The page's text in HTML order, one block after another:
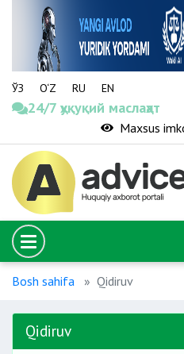
ЎЗ O‘Z RU EN
24/7 ҳуқуқий маслаҳат
Maxsus
Bosh sahifa Qidiruv
Qidiruv